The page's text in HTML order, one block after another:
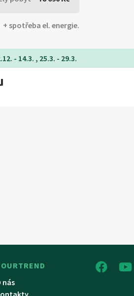
+ spotřeba el. energie.
- 14.3. , 25.3. - 29.3.
nás